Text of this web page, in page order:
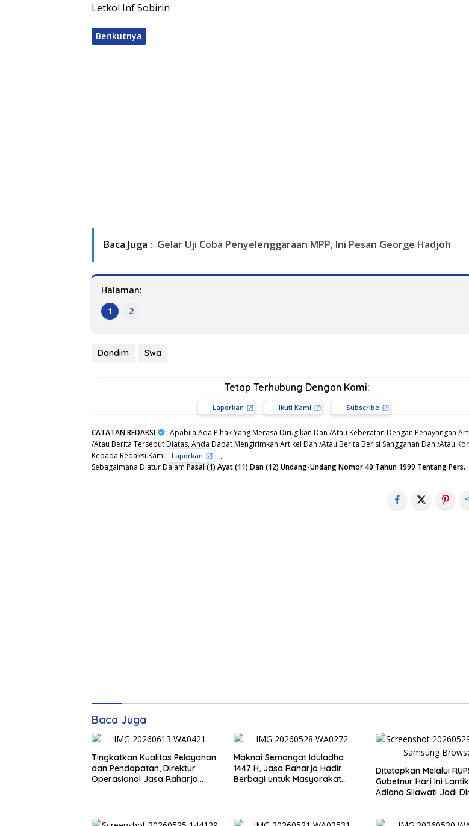
Letkol Inf Sobirin
Berikutnya
Baca Juga : Gelar Uji Coba Penyelenggaraan MPP, Ini Pesan George Hadjoh
Halaman:
1
2
Dandim Swa
Tetap Terhubung Dengan Kami:
Laporkan Ikuti Kami Subscribe
CATATAN REDAKSI : Apabila Ada Pihak Yang Merasa Dirugikan Dan /Atau Keberatan Dengan Penayangan
/Atau Berita Tersebut Diatas, Anda Dapat Mengirimkan Artikel Dan /Atau Berita Berisi Sanggahan Dan /Atau
Kepada Redaksi Kami
Laporkan
,
Sebagaimana Diatur DalamPasal (1) Ayat (11) Dan (12) Undang-Undang Nomor 40 Tahun 1999 Tentang Pers.
Baca Juga
Tingkatkan Kualitas Pelayanan
dan Pendapatan, Direktur
Operasional Jasa Raharja
Maknai Semangat Iduladha
1447 H, Jasa Raharja Hadir
Berbagi untuk Masyarakat
Ditetapkan Melalui
Gubetnur Hari Ini
Adiana Silawati Jadi